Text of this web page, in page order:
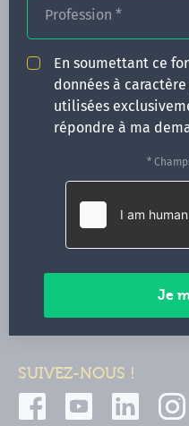
Profession *
En soumettant ce
données à
utilisées
répondre à ma
*
ACTUALITÉS
INFOS PRATIQUES
Qui sommes-nous ?
35000 Rennes
02 99 05 25 47
Contactez-nous
SUIVEZ-NOUS !